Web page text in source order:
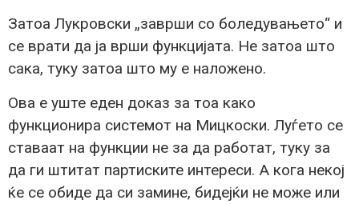
Затоа Лукровски „заврши со боледувањето“ и
се врати да ја врши функцијата. Не затоа што
сака, туку затоа што му е наложено.
Ова е уште еден доказ за тоа како
функционира системот на Мицкоски. Луѓето се
ставаат на функции не за да работат, туку за
да ги штитат партиските интереси. А кога некој
ќе се обиде да си замине, бидејќи не може или